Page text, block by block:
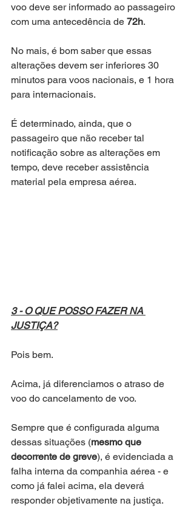
voo deve ser informado ao passageiro
com uma antecedência de 72h.
No mais, é bom saber que essas
alterações devem ser inferiores 30
minutos para voos nacionais, e 1 hora
para internacionais.
É determinado, ainda, que o
passageiro que não receber tal
notificação sobre as alterações em
tempo, deve receber assistência
material pela empresa aérea.
3 - O QUE POSSO FAZER NA
JUSTIÇA?
Pois bem.
Acima, já diferenciamos o atraso de
voo do cancelamento de voo.
Sempre que é configurada alguma
dessas situações (mesmo que
decorrente de greve), é evidenciada a
falha interna da companhia aérea - e
como já falei acima, ela deverá
responder objetivamente na justiça.